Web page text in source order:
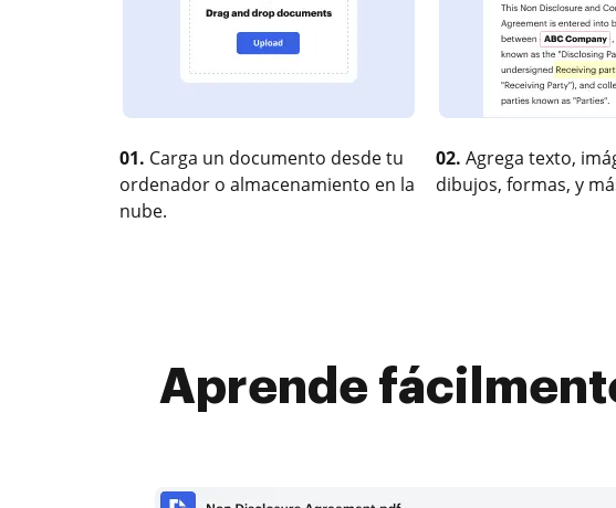
01. Carga un documento desde tu
ordenador o almacenamiento en la
nube.
02. Agrega texto,
dibujos, formas, y
Aprende